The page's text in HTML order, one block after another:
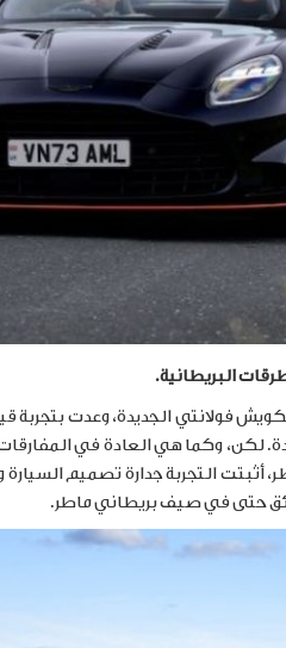
البريطانية.
فولانتي الجديدة، وعدت بتجربة
لكن، وكما هي العادة في المفارقات
التجربة جدارة تصميم السيارة
حتى في صيف بريطاني ماطر.